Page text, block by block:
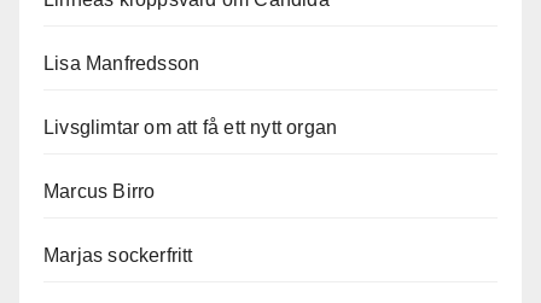
Lisa Manfredsson
Livsglimtar om att få ett nytt organ
Marcus Birro
Marjas sockerfritt